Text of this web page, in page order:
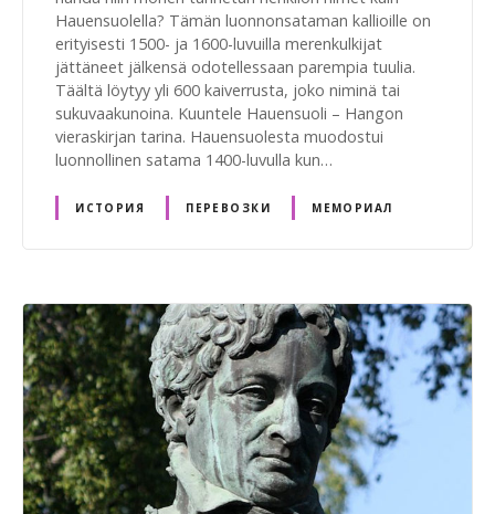
Hauensuolella? Tämän luonnonsataman kallioille on
erityisesti 1500- ja 1600-luvuilla merenkulkijat
jättäneet jälkensä odotellessaan parempia tuulia.
Täältä löytyy yli 600 kaiverrusta, joko niminä tai
sukuvaakunoina. Kuuntele Hauensuoli – Hangon
vieraskirjan tarina. Hauensuolesta muodostui
luonnollinen satama 1400-luvulla kun…
ИСТОРИЯ ПЕРЕВОЗКИ МЕМОРИАЛ